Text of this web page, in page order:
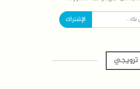
الإشتراك
ترويجي